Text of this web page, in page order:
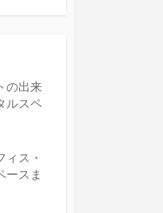
の出来
ルスペ
ス・
ースま